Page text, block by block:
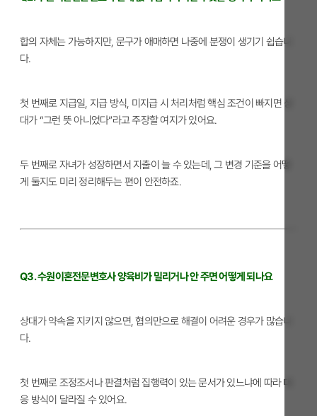
합의 자체는 가능하지만, 문구가 애매하면 나중에 분쟁이 생기기 쉽습니
다.
첫 번째로 지급일, 지급 방식, 미지급 시 처리처럼 핵심 조건이 빠지면 상
대가 “그런 뜻 아니었다”라고 주장할 여지가 있어요.
두 번째로 자녀가 성장하면서 지출이 늘 수 있는데, 그 변경 기준을 어떻
게 둘지도 미리 정리해두는 편이 안전하죠.
Q3. 수원이혼전문변호사 양육비가 밀리거나 안 주면 어떻게 되나요
상대가 약속을 지키지 않으면, 협의만으로 해결이 어려운 경우가 많습니
다.
첫 번째로 조정조서나 판결처럼 집행력이 있는 문서가 있느냐에 따라 대
응 방식이 달라질 수 있어요.